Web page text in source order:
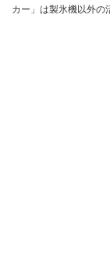
カー」は製氷機以外の